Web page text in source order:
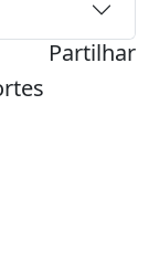
Partilhar